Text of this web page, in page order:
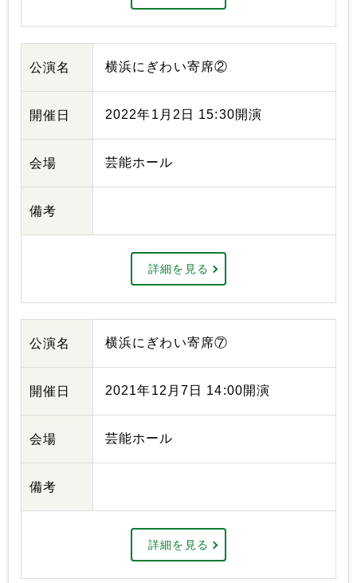
公演名 横浜にぎわい寄席②
開催日 2022年1月2日 15:30開演
会場 芸能ホール
備考
詳細を見る
公演名 横浜にぎわい寄席⑦
開催日 2021年12月7日 14:00開演
会場 芸能ホール
備考
詳細を見る